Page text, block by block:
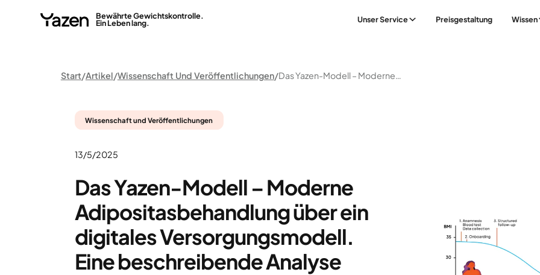
Bewährte Gewichtskontrolle.
Ein Leben lang. Unser Service Preisgestaltung Wissen
Start Artikel Wissenschaft Und Veröffentlichungen Das Yazen-Modell – Moderne Adipositasbehandlung Über Ein Digitales Versorgungsmodell. Eine Beschreibende Analyse
Wissenschaft und Veröffentlichungen
13/5/2025
Das Yazen-Modell – Moderne
Adipositasbehandlung über ein
digitales Versorgungsmodell.
Eine beschreibende Analyse